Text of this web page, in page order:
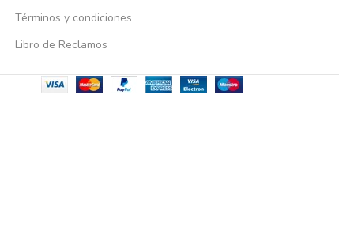
Términos y condiciones
Libro de Reclamos